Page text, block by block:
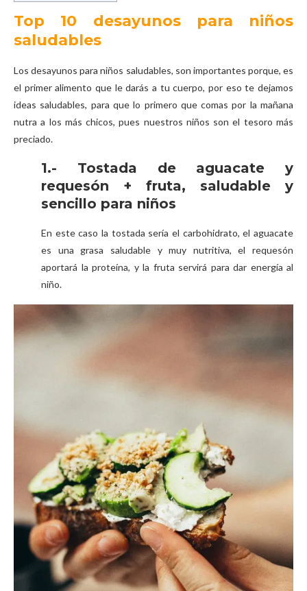
Top 10 desayunos para niños
saludables
Los desayunos para niños saludables, son importantes porque, es
el primer alimento que le darás a tu cuerpo, por eso te dejamos
ideas saludables, para que lo primero que comas por la mañana
nutra a los más chicos, pues nuestros niños son el tesoro más
preciado.
1.- Tostada de aguacate y
requesón + fruta, saludable y
sencillo para niños
En este caso la tostada sería el carbohidrato, el aguacate
es una grasa saludable y muy nutritiva, el requesón
aportará la proteína, y la fruta servirá para dar energía al
niño.